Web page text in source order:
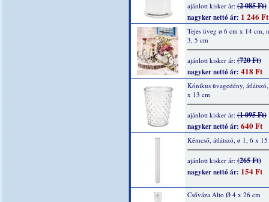
ajánlott kisker ár:(2 085 Ft)
nagyker nettó ár: 1 246 Ft
Tejes üveg ø 6 cm x 14 cm,
3, 5 cm
ajánlott kisker ár:(720 Ft)
nagyker nettó ár: 418 Ft
Kónikus üvagedény,
x 13 cm
ajánlott kisker ár:(1 095 Ft)
nagyker nettó ár: 640 Ft
Kémcső, átlátszó, ø 1, 6 x
ajánlott kisker ár:(265 Ft)
nagyker nettó ár: 154 Ft
Csőváza Alto Ø 4 x 26 cm